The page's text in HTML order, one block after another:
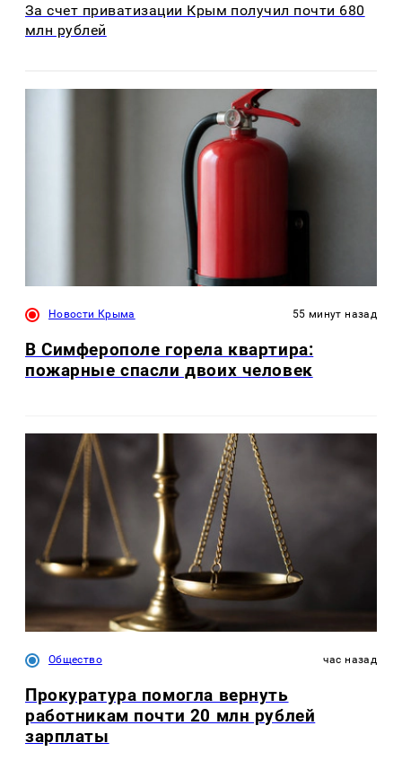
За счет приватизации Крым получил почти 680
млн рублей
Новости Крыма 55 минут назад
В Симферополе горела квартира:
пожарные спасли двоих человек
Общество час назад
Прокуратура помогла вернуть
работникам почти 20 млн рублей
зарплаты